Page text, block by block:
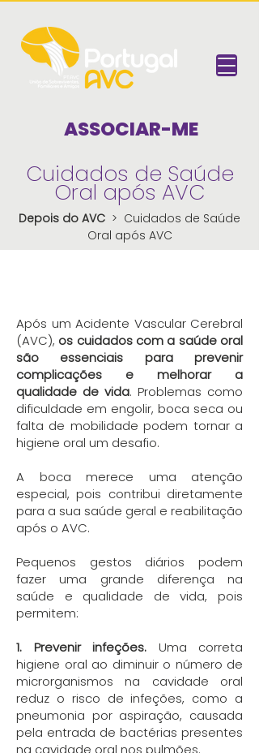
ASSOCIAR-ME
Cuidados de Saúde
Oral após AVC
Depois do AVC > Cuidados de Saúde
Oral após AVC
Após um Acidente Vascular Cerebral
(AVC), os cuidados com a saúde oral
são essenciais para prevenir
complicações e melhorar a
qualidade de vida. Problemas como
dificuldade em engolir, boca seca ou
falta de mobilidade podem tornar a
higiene oral um desafio.
A boca merece uma atenção
especial, pois contribui diretamente
para a sua saúde geral e reabilitação
após o AVC.
Pequenos gestos diários podem
fazer uma grande diferença na
saúde e qualidade de vida, pois
permitem:
1. Prevenir infeções. Uma correta
higiene oral ao diminuir o número de
microrganismos na cavidade oral
reduz o risco de infeções, como a
pneumonia por aspiração, causada
pela entrada de bactérias presentes
na cavidade oral nos pulmões.